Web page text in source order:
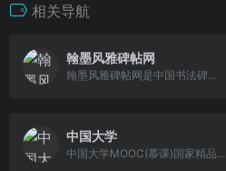
相关导航
翰墨风雅碑帖网
翰墨风雅碑帖网是中国书法碑...
中国大学
中国大学MOOC(慕课)国家精品...